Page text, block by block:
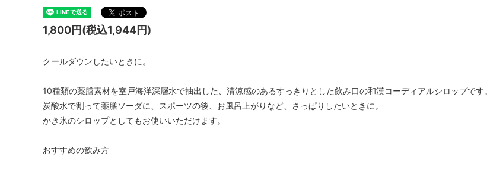
1,800円(税込1,944円)
クールダウンしたいときに。
10種類の薬膳素材を室戸海洋深層水で抽出した、清涼感のあるすっきりとした飲み口の和漢コーディアルシロップです。
炭酸水で割って薬膳ソーダに、スポーツの後、お風呂上がりなど、さっぱりしたいときに。
かき氷のシロップとしてもお使いいただけます。
おすすめの飲み方